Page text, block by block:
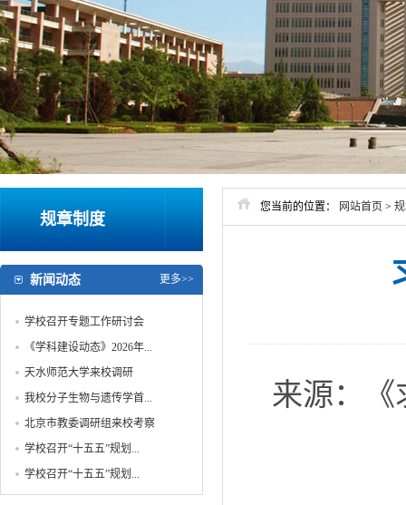
规章制度
更多>>
新闻动态
学校召开专题工作研讨会
《学科建设动态》2026年...
天水师范大学来校调研
我校分子生物与遗传学首...
北京市教委调研组来校考察
学校召开“十五五”规划...
学校召开“十五五”规划...
您当前的位置： 网站首页 >
来源：《